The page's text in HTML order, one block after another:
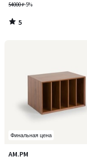
54000 ₽-5%
5
/
Финальная цена
AM.PM